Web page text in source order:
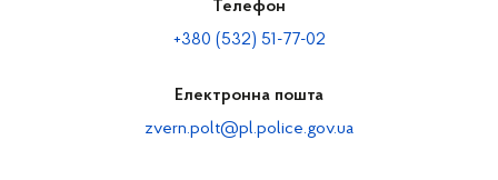
Телефон
+380 (532) 51-77-02
Електронна пошта
zvern.polt@pl.police.gov.ua